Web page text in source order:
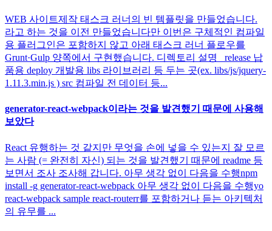
WEB 사이트제작 태스크 러너의 빈 템플릿을 만들었습니다.
라고 하는 것을 이전 만들었습니다만 이번은 구체적인 컴파일
용 플러그인은 포함하지 않고 아래 태스크 러너 플로우를
Grunt·Gulp 양쪽에서 구현했습니다. 디렉토리 설명 _release 납
품용 deploy 개발용 libs 라이브러리 등 두는 곳(ex. libs/js/jquery-
1.11.3.min.js ) src 컴파일 전 데이터 등...
generator-react-webpack이라는 것을 발견했기 때문에 사용해
보았다
React 유행하는 것 같지만 무엇을 손에 넣을 수 있는지 잘 모르
는 사람 (= 완전히 자신) 되는 것을 발견했기 때문에 readme 등
보면서 조사 조사해 갑니다. 아무 생각 없이 다음을 수행npm
install -g generator-react-webpack 아무 생각 없이 다음을 수행yo
react-webpack sample react-routerr를 포함하거나 듣는 아키텍처
의 유무를 ...